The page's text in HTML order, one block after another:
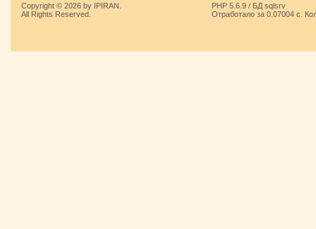
Copyright © 2026 by IPIRAN.
All Rights Reserved.
PHP 5.6.9 / БД sqlsrv
Отработало за 0.07004 с.